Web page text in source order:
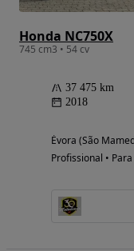
Honda NC750X
745 cm3 • 54 cv
37 475 km
2018
Évora (São
Profissional •